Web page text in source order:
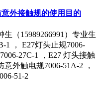
外接触规的使用目的
（15989266991）专业生
1 ， E27灯头止规7006-
27C-1 ，E27 灯头接触
外触电规7006-51A-2 ，
51-2